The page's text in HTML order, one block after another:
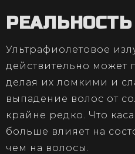
РЕАЛЬНОСТЬ
Ультрафиолетовое
действительно может
делая их ломкими и
выпадение волос от
крайне редко. Что
больше влияет на
чем на волосы.